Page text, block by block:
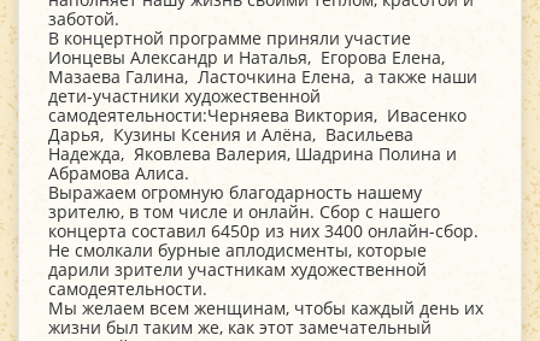
заботой.
В концертной программе приняли участие
Ионцевы Александр и Наталья, Егорова Елена,
Мазаева Галина, Ласточкина Елена, а также наши
дети-участники художественной
самодеятельности:Черняева Виктория, Ивасенко
Дарья, Кузины Ксения и Алёна, Васильева
Надежда, Яковлева Валерия, Шадрина Полина и
Абрамова Алиса.
Выражаем огромную благодарность нашему
зрителю, в том числе и онлайн. Сбор с нашего
концерта составил 6450р из них 3400 онлайн-сбор.
Не смолкали бурные аплодисменты, которые
дарили зрители участникам художественной
самодеятельности.
Мы желаем всем женщинам, чтобы каждый день их
жизни был таким же, как этот замечательный